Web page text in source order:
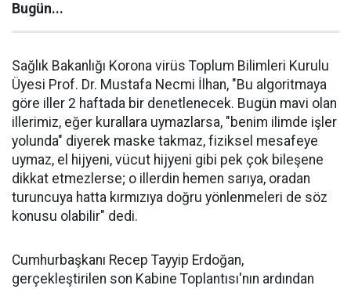
Bugün...
Sağlık Bakanlığı Korona virüs Toplum Bilimleri Kurulu
Üyesi Prof. Dr. Mustafa Necmi İlhan, "Bu algoritmaya
göre iller 2 haftada bir denetlenecek. Bugün mavi olan
illerimiz, eğer kurallara uymazlarsa, "benim ilimde işler
yolunda" diyerek maske takmaz, fiziksel mesafeye
uymaz, el hijyeni, vücut hijyeni gibi pek çok bileşene
dikkat etmezlerse; o illerdin hemen sarıya, oradan
turuncuya hatta kırmızıya doğru yönlenmeleri de söz
konusu olabilir" dedi.
Cumhurbaşkanı Recep Tayyip Erdoğan,
gerçekleştirilen son Kabine Toplantısı'nın ardından